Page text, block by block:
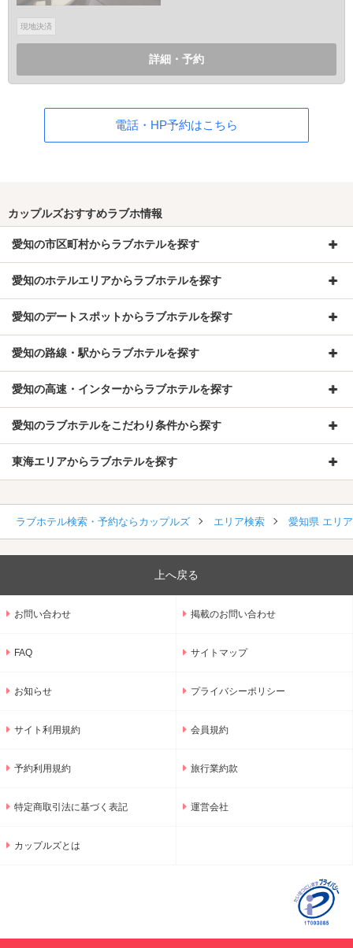
現地決済
詳細・予約
電話・HP予約はこちら
カップルズおすすめラブホ情報
愛知の市区町村からラブホテルを探す
愛知のホテルエリアからラブホテルを探す
愛知のデートスポットからラブホテルを探す
愛知の路線・駅からラブホテルを探す
愛知の高速・インターからラブホテルを探す
愛知のラブホテルをこだわり条件から探す
東海エリアからラブホテルを探す
ラブホテル検索・予約ならカップルズ エリア検索 愛知県 エリ
上へ戻る
お問い合わせ 掲載のお問い合わせ
FAQ サイトマップ
お知らせ プライバシーポリシー
サイト利用規約 会員規約
予約利用規約 旅行業約款
特定商取引法に基づく表記 運営会社
カップルズとは